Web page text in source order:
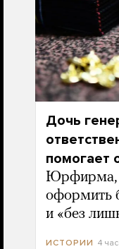
Дочь
помогает
Юрфирма,
оформить
и «без
ИСТОРИИ 4